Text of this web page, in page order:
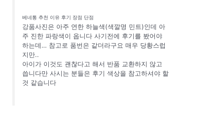
베네통 추천 이유 후기 장점 단점
강품사진은 아주 연한 하늘색(색깔명 민트)인데 아
주 진한 파랑색이 옵니다 사기전에 후기를 봤어야
하는데… 참고로 품번은 같더라구요 매우 당황스럽
지만..
아이가 이것도 괜찮다고 해서 반품 교환하지 않고
씁니다만 사시는 분들은 후기 색상을 참고하셔야 할
것 같습니다